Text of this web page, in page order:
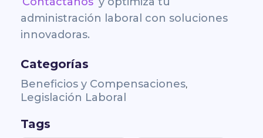
administración laboral con soluciones
innovadoras.
Categorías
Beneficios y Compensaciones,
Legislación Laboral
Tags